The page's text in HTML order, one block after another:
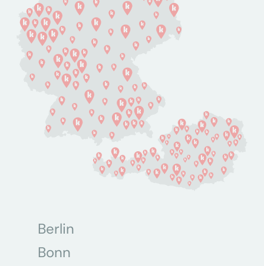
Berlin
Bonn